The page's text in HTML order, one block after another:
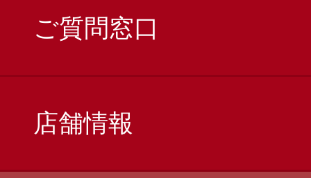
ご質問窓口
店舗情報